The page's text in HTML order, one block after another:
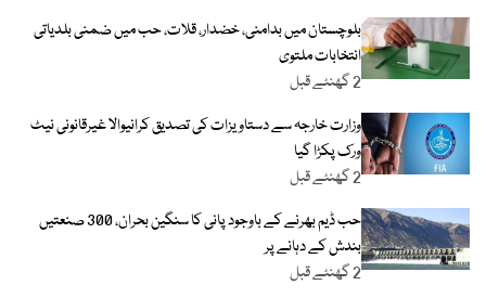
بلوچستان میں بدامنی، خضدار، قلات، حب میں ضمنی بلدیاتی
انتخابات ملتوی
2 گھنٹے قبل
وزارت خارجہ سے دستاویزات کی تصدیق کرانیوالا غیرقانونی نیٹ
ورک پکڑا گیا
2 گھنٹے قبل
حب ڈیم بھرنے کے باوجود پانی کا سنگین بحران، 300 صنعتیں
بندش کے دہانے پر
2 گھنٹے قبل